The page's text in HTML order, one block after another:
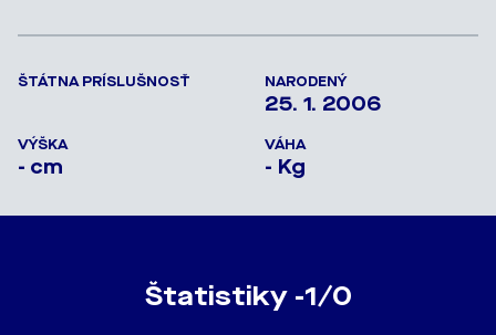
ŠTÁTNA PRÍSLUŠNOSŤ NARODENÝ
25. 1. 2006
VÝŠKA
- cm
VÁHA
- Kg
Štatistiky -1/0